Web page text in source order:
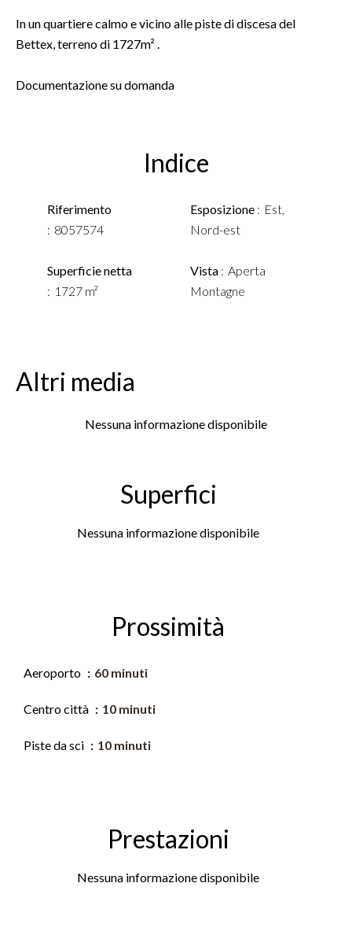
In un quartiere calmo e vicino alle piste di discesa del
Bettex, terreno di 1727m² .
Documentazione su domanda
Indice
Riferimento
8057574
Superficie netta
1727 m²
Esposizione
Est,
Nord-est
Vista
Aperta
Montagne
Altri media
Nessuna informazione disponibile
Superfici
Nessuna informazione disponibile
Prossimità
Aeroporto 60 minuti
Centro città 10 minuti
Piste da sci 10 minuti
Prestazioni
Nessuna informazione disponibile